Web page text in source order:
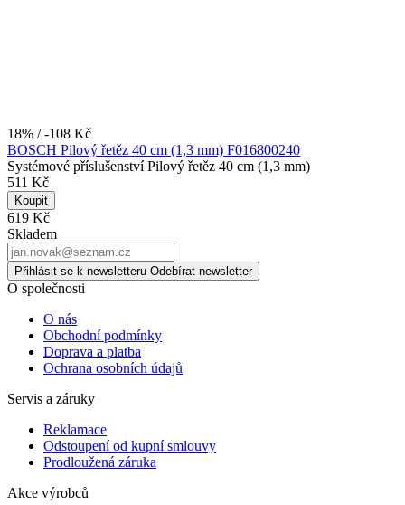
18% / -108 Kč
BOSCH Pilový řetěz 40 cm (1,3 mm) F016800240
Systémové příslušenství Pilový řetěz 40 cm (1,3 mm)
511 Kč
Koupit
619 Kč
Skladem
Přihlásit se k newsletteru Odebírat newsletter
O společnosti
O nás
Obchodní podmínky
Doprava a platba
Ochrana osobních údajů
Servis a záruky
Reklamace
Odstoupení od kupní smlouvy
Prodloužená záruka
Akce výrobců